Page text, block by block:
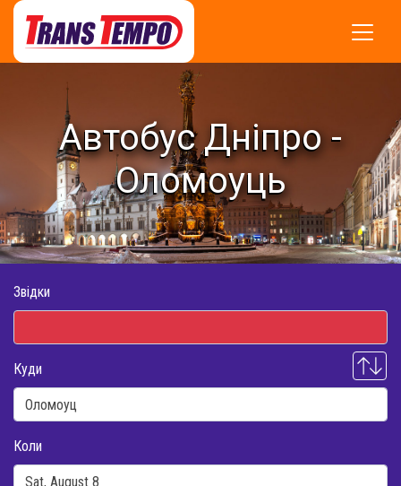
Автобус Дніпро -
Оломоуць
Звідки
Куди
Коли